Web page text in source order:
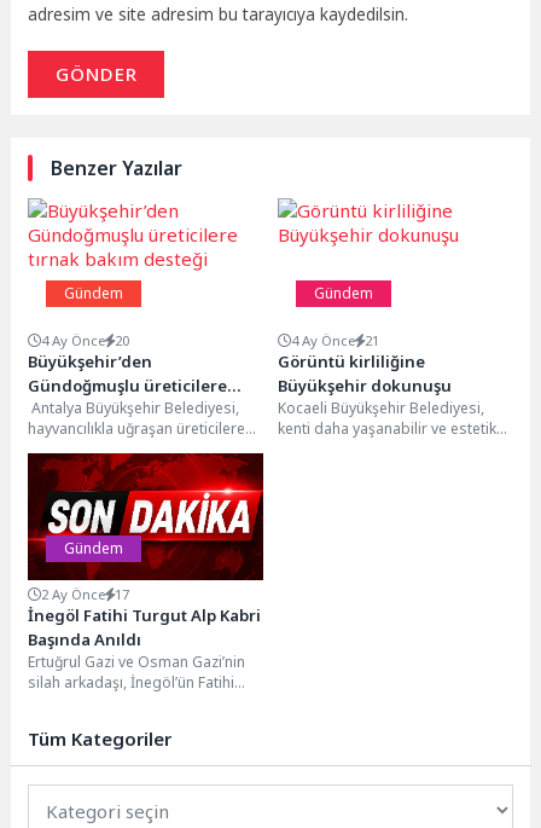
adresim ve site adresim bu tarayıcıya kaydedilsin.
GÖNDER
Benzer Yazılar
Gündem
4 Ay Önce 20
Büyükşehir’den
Gündoğmuşlu üreticilere
tırnak bakım desteği
Antalya Büyükşehir Belediyesi,
hayvancılıkla uğraşan üreticilere
yönelik desteklerini sürdürüyor.
Büyükşehir Belediyesi, büyükbaş
hayvanların sağlığı ve...
Gündem
4 Ay Önce 21
Görüntü kirliliğine
Büyükşehir dokunuşu
Kocaeli Büyükşehir Belediyesi,
kenti daha yaşanabilir ve estetik
Gündem
2 Ay Önce 17
İnegöl Fatihi Turgut Alp Kabri
Başında Anıldı
Ertuğrul Gazi ve Osman Gazi’nin
silah arkadaşı, İnegöl’ün Fatihi
Tüm Kategoriler